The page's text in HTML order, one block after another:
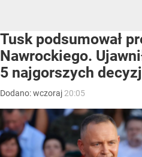
Tusk podsumował
Nawrockiego.
5 najgorszych
Dodano:wczoraj 20:05